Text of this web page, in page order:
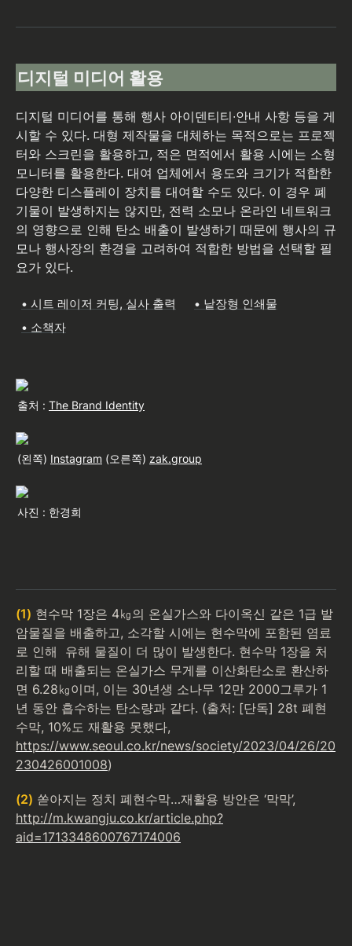
디지털 미디어 활용
디지털 미디어를 통해 행사 아이덴티티∙안내 사항 등을 게
시할 수 있다. 대형 제작물을 대체하는 목적으로는 프로젝
터와 스크린을 활용하고, 적은 면적에서 활용 시에는 소형
모니터를 활용한다. 대여 업체에서 용도와 크기가 적합한
다양한 디스플레이 장치를 대여할 수도 있다. 이 경우 폐
기물이 발생하지는 않지만, 전력 소모나 온라인 네트워크
의 영향으로 인해 탄소 배출이 발생하기 때문에 행사의 규
모나 행사장의 환경을 고려하여 적합한 방법을 선택할 필
요가 있다.
• 시트 레이저 커팅, 실사 출력
• 낱장형 인쇄물
• 소책자
출처 : The Brand Identity
(왼쪽) Instagram (오른쪽) zak.group
사진 : 한경희
(1) 현수막 1장은 4㎏의 온실가스와 다이옥신 같은 1급 발
암물질을 배출하고, 소각할 시에는 현수막에 포함된 염료
로 인해  유해 물질이 더 많이 발생한다. 현수막 1장을 처
리할 때 배출되는 온실가스 무게를 이산화탄소로 환산하
면 6.28㎏이며, 이는 30년생 소나무 12만 2000그루가 1
년 동안 흡수하는 탄소량과 같다. (출처: [단독] 28t 폐현
https://www.seoul.co.kr/news/society/2023/04/26/20
230426001008)
(2)
http://m.kwangju.co.kr/article.php?
aid=1713348600767174006